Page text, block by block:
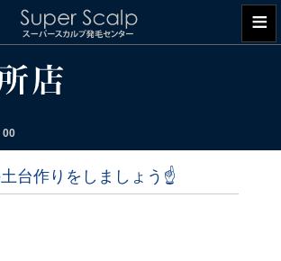
00
≡
台作りをしましょう☝